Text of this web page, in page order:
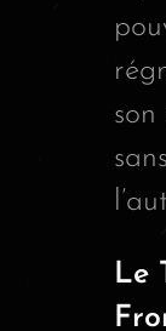
son
Le